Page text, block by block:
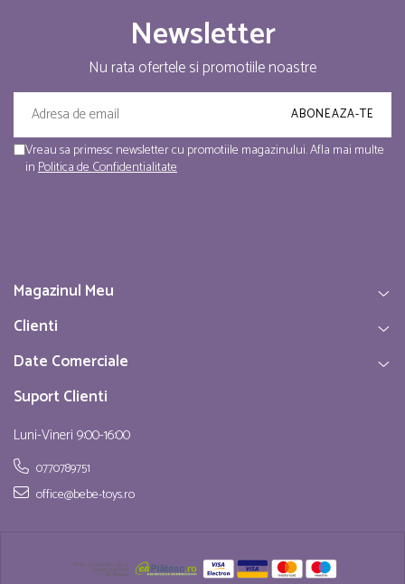
Newsletter
Nu rata ofertele si promotiile noastre
Vreau sa primesc newsletter cu promotiile magazinului. Afla mai multe
inPolitica de Confidentialitate
Magazinul Meu
Clienti
Date Comerciale
Suport Clienti
Luni-Vineri 9:00-16:00
0770789751
office@bebe-toys.ro